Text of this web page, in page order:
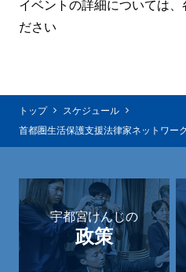
イベントの詳細については、
ださい
トップ
スケジュール
首都圏生活保護支援法律家ネットワー
宇都宮けんじの
政策